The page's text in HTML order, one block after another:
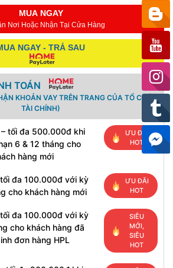
MUA NGAY
Nơi Hoặc Nhận Tại Cửa Hàng
NGAY - TRẢ SAU
TOÁN
KHOẢN VAY TRÊN TRANG CỦA TỔ CHỨC
TÀI CHÍNH)
– tối đa 500.000đ khi
6 & 12 tháng cho
hàng mới
ƯU ĐÃI
HOT
tối đa 100.000đ với kỳ
cho khách hàng mới
ƯU ĐÃI
HOT
tối đa 100.000đ với kỳ
cho khách hàng đã
đơn hàng HPL
SIÊU
MỚI,
SIÊU
HOT